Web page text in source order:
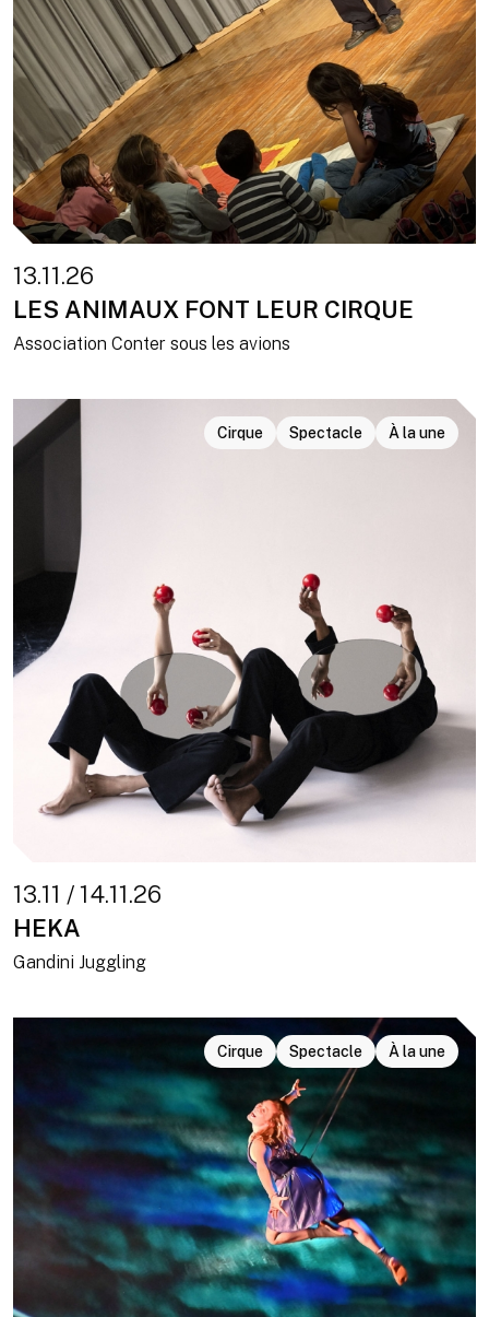
13.11.26
LES ANIMAUX FONT LEUR CIRQUE
Association Conter sous les avions
Cirque Spectacle À la une
13.11 / 14.11.26
HEKA
Gandini Juggling
Cirque Spectacle À la une